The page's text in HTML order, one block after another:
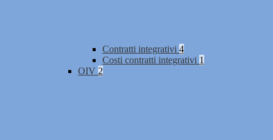
Contratti integrativi 4
Costi contratti integrativi 1
OIV 2